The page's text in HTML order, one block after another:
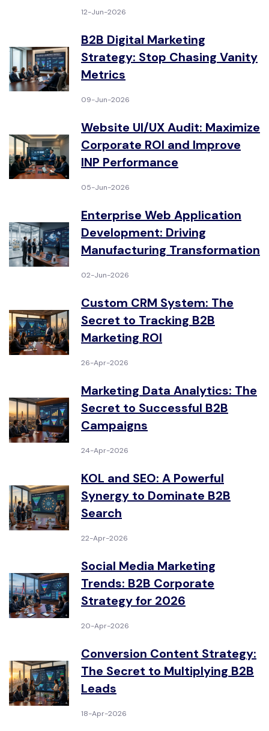
12-Jun-2026
B2B Digital Marketing
Strategy: Stop Chasing Vanity
Metrics
09-Jun-2026
Website UI/UX Audit: Maximize
Corporate ROI and Improve
INP Performance
05-Jun-2026
Enterprise Web Application
Development: Driving
Manufacturing Transformation
02-Jun-2026
Custom CRM System: The
Secret to Tracking B2B
Marketing ROI
26-Apr-2026
Marketing Data Analytics: The
Secret to Successful B2B
Campaigns
24-Apr-2026
KOL and SEO: A Powerful
Synergy to Dominate B2B
Search
22-Apr-2026
Social Media Marketing
Trends: B2B Corporate
Strategy for 2026
20-Apr-2026
Conversion Content Strategy:
The Secret to Multiplying B2B
Leads
18-Apr-2026